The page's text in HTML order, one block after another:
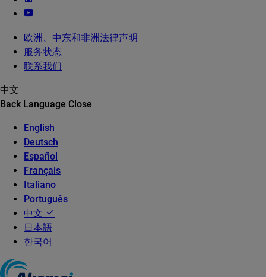
欧洲、中东和非洲法律声明
服务状态
联系我们
中文
Back Language Close
English
Deutsch
Español
Français
Italiano
Português
中文
日本語
한국어